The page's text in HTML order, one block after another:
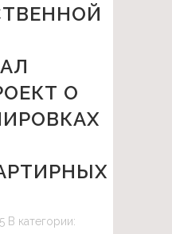
О
В категории: